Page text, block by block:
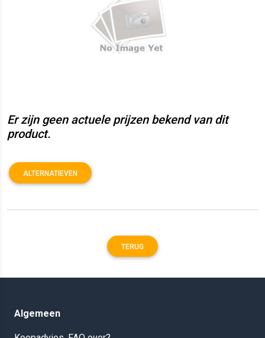
Er zijn geen actuele prijzen bekend van dit
product.
ALTERNATIEVEN
TERUG
Algemeen